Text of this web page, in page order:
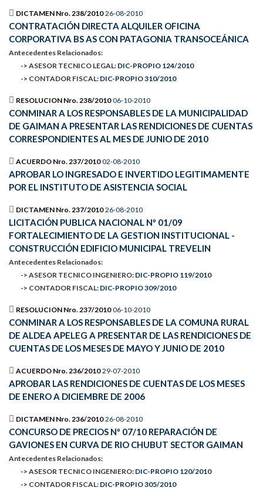
DICTAMEN Nro. 238/2010 26-08-2010
CONTRATACIÓN DIRECTA ALQUILER OFICINA
CORPORATIVA BS AS CON PATAGONIA TRANSOCEÁNICA
Antecedentes Relacionados:
-> ASESOR TECNICO LEGAL: DIC-PROPIO 124/2010
-> CONTADOR FISCAL: DIC-PROPIO 310/2010
RESOLUCION Nro. 238/2010 06-10-2010
CONMINAR A LOS RESPONSABLES DE LA MUNICIPALIDAD
DE GAIMAN A PRESENTAR LAS RENDICIONES DE CUENTAS
CORRESPONDIENTES AL MES DE JUNIO DE 2010
ACUERDO Nro. 237/2010 02-08-2010
APROBAR LO INGRESADO E INVERTIDO LEGITIMAMENTE
POR EL INSTITUTO DE ASISTENCIA SOCIAL
DICTAMEN Nro. 237/2010 26-08-2010
LICITACIÓN PUBLICA NACIONAL Nº 01/09
FORTALECIMIENTO DE LA GESTION INSTITUCIONAL -
CONSTRUCCIÓN EDIFICIO MUNICIPAL TREVELIN
Antecedentes Relacionados:
-> ASESOR TECNICO INGENIERO: DIC-PROPIO 119/2010
-> CONTADOR FISCAL: DIC-PROPIO 309/2010
RESOLUCION Nro. 237/2010 06-10-2010
CONMINAR A LOS RESPONSABLES DE LA COMUNA RURAL
DE ALDEA APELEG A PRESENTAR DE LAS RENDICIONES DE
CUENTAS DE LOS MESES DE MAYO Y JUNIO DE 2010
ACUERDO Nro. 236/2010 29-07-2010
APROBAR LAS RENDICIONES DE CUENTAS DE LOS MESES
DE ENERO A DICIEMBRE DE 2006
DICTAMEN Nro. 236/2010 26-08-2010
CONCURSO DE PRECIOS Nº 07/10 REPARACIÓN DE
GAVIONES EN CURVA DE RIO CHUBUT SECTOR GAIMAN
Antecedentes Relacionados:
-> ASESOR TECNICO INGENIERO: DIC-PROPIO 120/2010
-> CONTADOR FISCAL: DIC-PROPIO 305/2010